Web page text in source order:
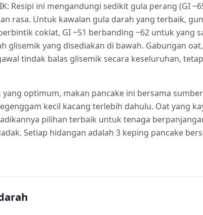
Resipi ini mengandungi sedikit gula perang (GI
rasa. Untuk kawalan gula darah yang terbaik,
coklat, GI ~51 berbanding ~62 untuk yang
glisemik yang disediakan di bawah. Gabungan
tindak balas glisemik secara keseluruhan,
optimum, makan pancake ini bersama
kecil kacang terlebih dahulu. Oat yang
pilihan terbaik untuk tenaga
Setiap hidangan adalah 3 keping pancake